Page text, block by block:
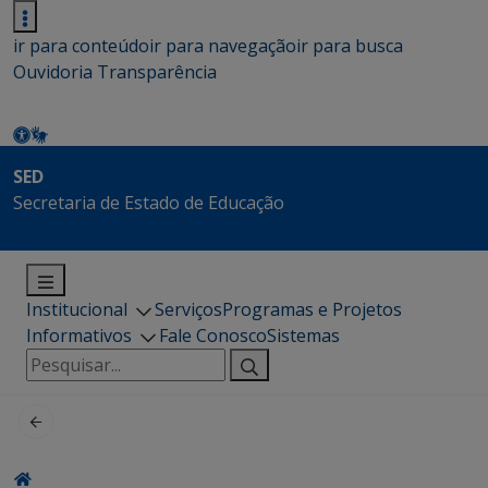
ir para conteúdoir para navegaçãoir para busca
Ouvidoria Transparência
SED
Secretaria de Estado de Educação
Institucional ServiçosProgramas e Projetos
Informativos
Fale ConoscoSistemas
Pesquisar
por: